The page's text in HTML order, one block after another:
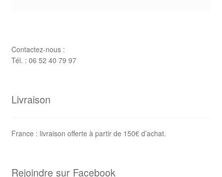
Contactez-nous :
Tél. : 06 52 40 79 97
Livraison
France : livraison offerte à partir de 150€ d’achat.
Rejoindre sur Facebook